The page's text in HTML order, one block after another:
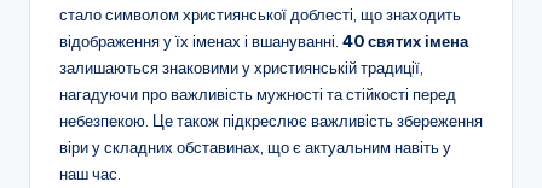
стало символом християнської доблесті, що знаходить
відображення у їх іменах і вшануванні. 40 святих імена
залишаються знаковими у християнській традиції,
нагадуючи про важливість мужності та стійкості перед
небезпекою. Це також підкреслює важливість збереження
віри у складних обставинах, що є актуальним навіть у
наш час.